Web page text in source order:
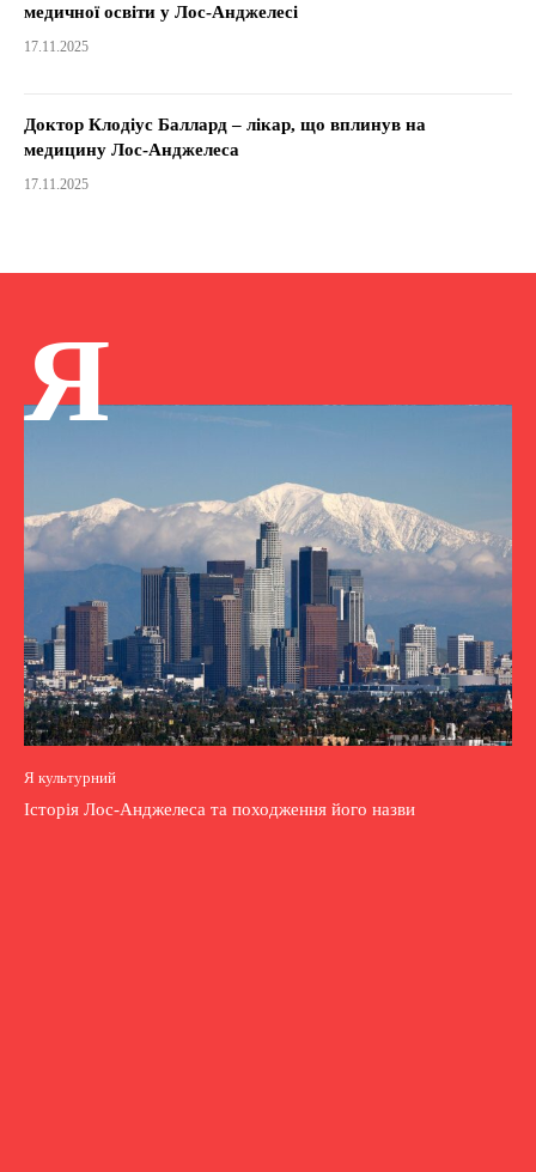
медичної освіти у Лос-Анджелесі
17.11.2025
Доктор Клодіус Баллард – лікар, що вплинув на
медицину Лос-Анджелеса
17.11.2025
Я
Я культурний
Історія Лос-Анджелеса та походження його назви